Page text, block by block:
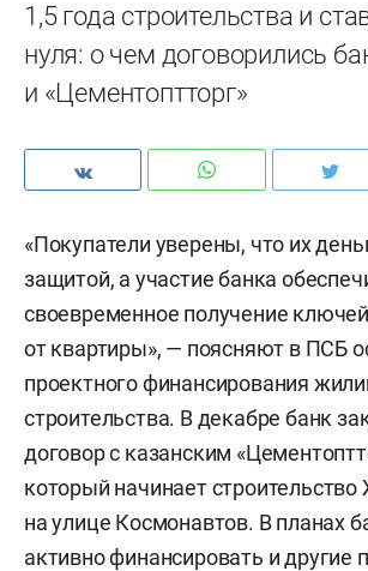
1,5 года строительства и
нуля: о чем договорились
и «Цементоптторг»
«Покупатели уверены, что их
защитой, а участие банка
своевременное получение ключей
от квартиры», — поясняют в ПСБ
проектного финансирования
строительства. В декабре банк
договор с казанским
который начинает
на улице Космонавтов. В планах
активно финансировать и другие